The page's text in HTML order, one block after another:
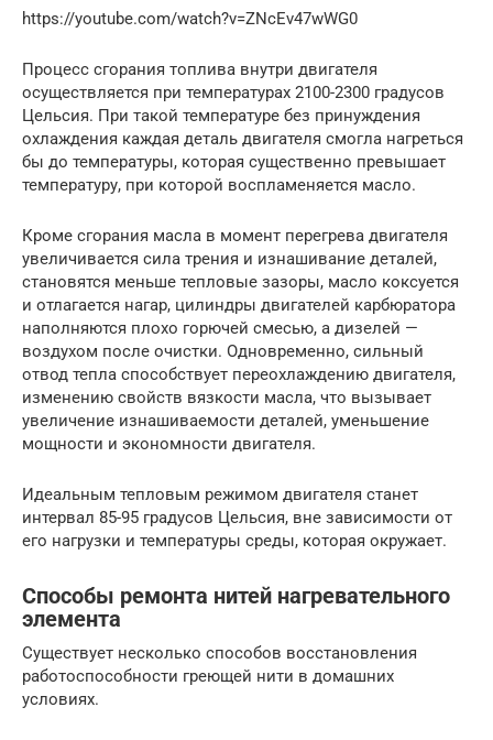
https://youtube.com/watch?v=ZNcEv47wWG0
Процесс сгорания топлива внутри двигателя
осуществляется при температурах 2100-2300 градусов
Цельсия. При такой температуре без принуждения
охлаждения каждая деталь двигателя смогла нагреться
бы до температуры, которая существенно превышает
температуру, при которой воспламеняется масло.
Кроме сгорания масла в момент перегрева двигателя
увеличивается сила трения и изнашивание деталей,
становятся меньше тепловые зазоры, масло коксуется
и отлагается нагар, цилиндры двигателей карбюратора
наполняются плохо горючей смесью, а дизелей —
воздухом после очистки. Одновременно, сильный
отвод тепла способствует переохлаждению двигателя,
изменению свойств вязкости масла, что вызывает
увеличение изнашиваемости деталей, уменьшение
мощности и экономности двигателя.
Идеальным тепловым режимом двигателя станет
интервал 85-95 градусов Цельсия, вне зависимости от
его нагрузки и температуры среды, которая окружает.
Способы ремонта нитей нагревательного
элемента
Существует несколько способов восстановления
работоспособности греющей нити в домашних
условиях.